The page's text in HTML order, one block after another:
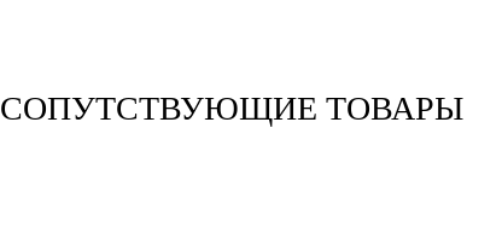
СОПУТСТВУЮЩИЕ ТОВАРЫ